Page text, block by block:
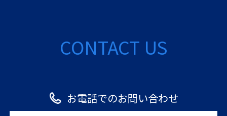
CONTACT US
お電話でのお問い合わせ